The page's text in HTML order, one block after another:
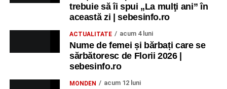
trebuie să îi spui „La mulţi ani” în
această zi | sebesinfo.ro
ACTUALITATE acum 4 luni
Nume de femei și bărbați care se
sărbătoresc de Florii 2026 |
sebesinfo.ro
MONDEN acum 12 luni